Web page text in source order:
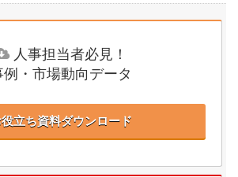
人事担当者必見！
例・市場動向データ
役立ち資料ダウンロード